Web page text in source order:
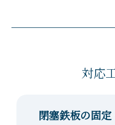
対応
閉塞鉄板の固